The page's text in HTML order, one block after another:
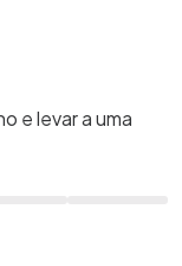
e levar a uma